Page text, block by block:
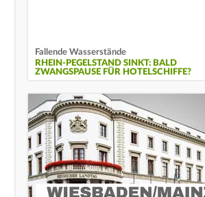
Fallende Wasserstände
RHEIN-PEGELSTAND SINKT: BALD
ZWANGSPAUSE FÜR HOTELSCHIFFE?